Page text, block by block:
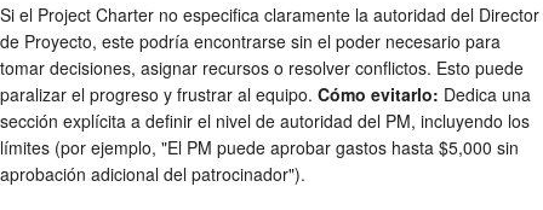
Si el Project Charter no especifica claramente la autoridad del Director
de Proyecto, este podría encontrarse sin el poder necesario para
tomar decisiones, asignar recursos o resolver conflictos. Esto puede
paralizar el progreso y frustrar al equipo. Cómo evitarlo: Dedica una
sección explícita a definir el nivel de autoridad del PM, incluyendo los
límites (por ejemplo, "El PM puede aprobar gastos hasta $5,000 sin
aprobación adicional del patrocinador").